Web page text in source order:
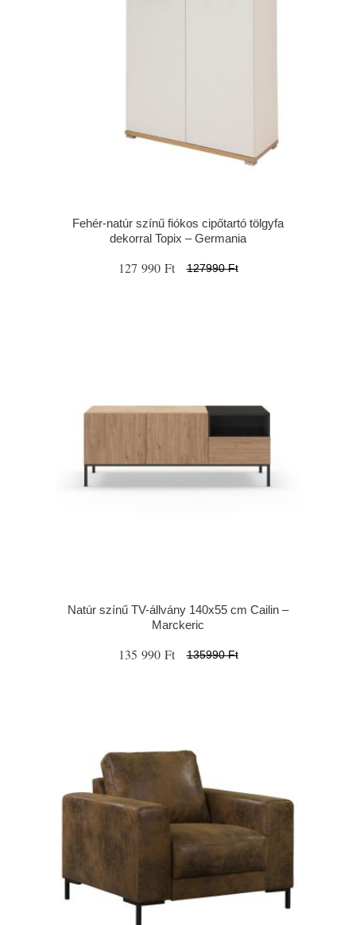
Fehér-natúr színű fiókos cipőtartó tölgyfa
dekorral Topix – Germania
127 990 Ft 127990 Ft
Natúr színű TV-állvány 140x55 cm Cailin –
Marckeric
135 990 Ft 135990 Ft